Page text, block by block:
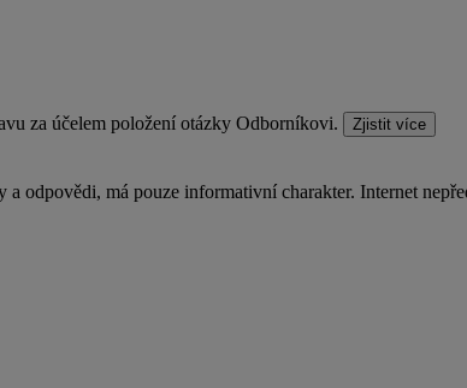
za účelem položení otázky Odborníkovi.
Zjistit více
odpovědi, má pouze informativní charakter. Internet